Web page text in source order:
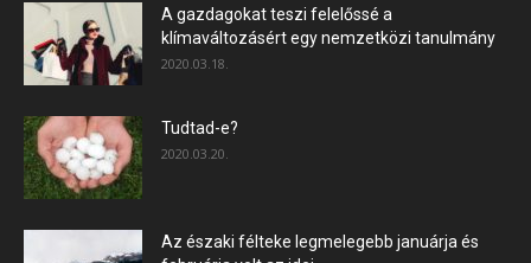
A gazdagokat teszi felelőssé a
klímaváltozásért egy nemzetközi tanulmány
2020.03.18.
Tudtad-e?
2020.03.20.
Az északi félteke legmelegebb januárja és